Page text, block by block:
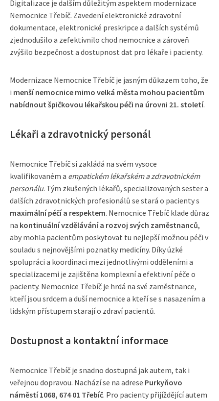
Digitalizace je dalším důležitým aspektem modernizace
Nemocnice Třebíč. Zavedení elektronické zdravotní
dokumentace, elektronické preskripce a dalších systémů
zjednodušilo a zefektivnilo chod nemocnice a zároveň
zvýšilo bezpečnost a dostupnost dat pro lékaře i pacienty.
Modernizace Nemocnice Třebíč je jasným důkazem toho, že
i menší nemocnice mimo velká města mohou pacientům
nabídnout špičkovou lékařskou péči na úrovni 21. století.
Lékaři a zdravotnický personál
Nemocnice Třebíč si zakládá na svém vysoce
kvalifikovaném a empatickém lékařském a zdravotnickém
personálu. Tým zkušených lékařů, specializovaných sester a
dalších zdravotnických profesionálů se stará o pacienty s
maximální péčí a respektem. Nemocnice Třebíč klade důraz
na kontinuální vzdělávání a rozvoj svých zaměstnanců,
aby mohla pacientům poskytovat tu nejlepší možnou péči v
souladu s nejnovějšími poznatky medicíny. Díky úzké
spolupráci a koordinaci mezi jednotlivými odděleními a
specializacemi je zajištěna komplexní a efektivní péče o
pacienty. Nemocnice Třebíč je hrdá na své zaměstnance,
kteří jsou srdcem a duší nemocnice a kteří se s nasazením a
lidským přístupem starají o zdraví pacientů.
Dostupnost a kontaktní informace
Nemocnice Třebíč je snadno dostupná jak autem, tak i
veřejnou dopravou. Nachází se na adrese Purkyňovo
náměstí 1068, 674 01 Třebíč. Pro pacienty přijíždějící autem